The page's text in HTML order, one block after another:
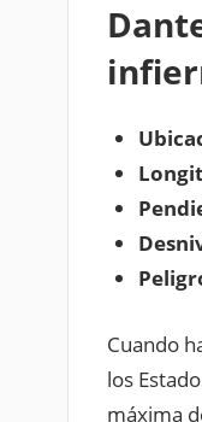
Cuando
los
máxima